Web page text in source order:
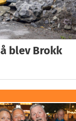
blev Brokk